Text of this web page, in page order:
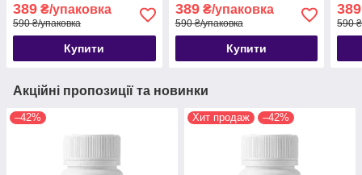
389 ₴/упаковка
590 ₴/упаковка
Купити
389₴/упаковка
590 ₴/упаковка
Купити
389
590
Акційні пропозиції та новинки
–42% Хит продаж –42%